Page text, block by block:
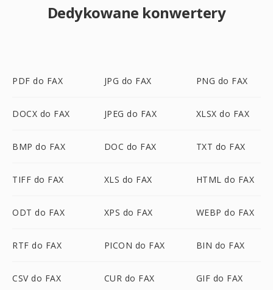
Dedykowane konwertery
PDF do FAX JPG do FAX PNG do FAX
DOCX do FAX JPEG do FAX XLSX do FAX
BMP do FAX DOC do FAX TXT do FAX
TIFF do FAX XLS do FAX HTML do FAX
ODT do FAX XPS do FAX WEBP do FAX
RTF do FAX PICON do FAX BIN do FAX
CSV do FAX CUR do FAX GIF do FAX